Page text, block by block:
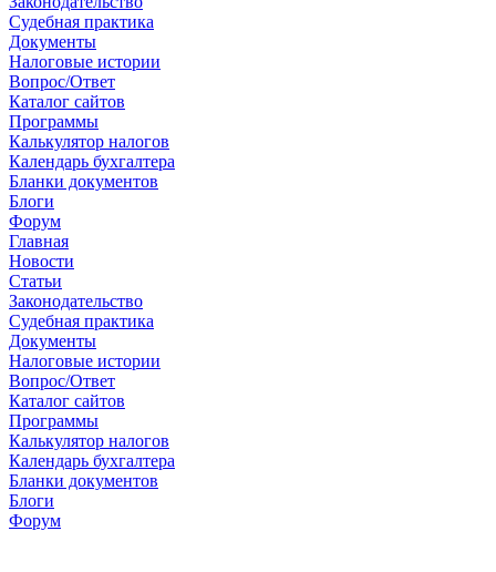
Судебная практика
Документы
Налоговые истории
Вопрос/Ответ
Каталог сайтов
Программы
Калькулятор налогов
Календарь бухгалтера
Бланки документов
Блоги
Форум
Главная
Новости
Cтатьи
Законодательство
Судебная практика
Документы
Налоговые истории
Вопрос/Ответ
Каталог сайтов
Программы
Калькулятор налогов
Календарь бухгалтера
Бланки документов
Блоги
Форум